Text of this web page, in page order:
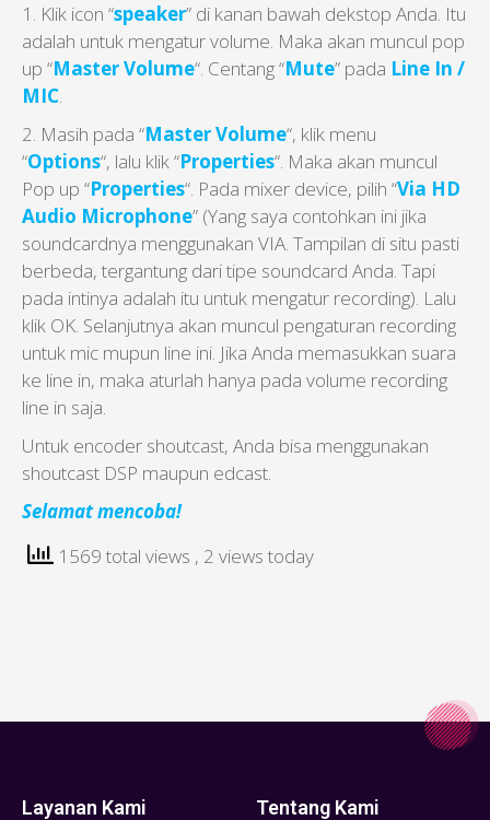
1. Klik icon “speaker” di kanan bawah dekstop Anda. Itu
adalah untuk mengatur volume. Maka akan muncul pop
up “Master Volume“. Centang “Mute” pada Line In /
MIC.
2. Masih pada “Master Volume“, klik menu
“Options“, lalu klik “Properties“. Maka akan muncul
Pop up “Properties“. Pada mixer device, pilih “Via HD
Audio Microphone” (Yang saya contohkan ini jika
soundcardnya menggunakan VIA. Tampilan di situ pasti
berbeda, tergantung dari tipe soundcard Anda. Tapi
pada intinya adalah itu untuk mengatur recording). Lalu
klik OK. Selanjutnya akan muncul pengaturan recording
untuk mic mupun line ini. Jika Anda memasukkan suara
ke line in, maka aturlah hanya pada volume recording
line in saja.
Untuk encoder shoutcast, Anda bisa menggunakan
shoutcast DSP maupun edcast.
Selamat mencoba!
1569 total views , 2 views today
Layanan Kami Tentang Kami